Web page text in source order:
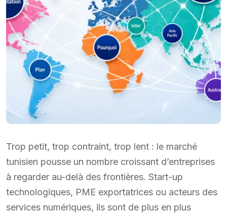
Trop petit, trop contraint, trop lent : le marché
tunisien pousse un nombre croissant d’entreprises
à regarder au-delà des frontières. Start-up
technologiques, PME exportatrices ou acteurs des
services numériques, ils sont de plus en plus